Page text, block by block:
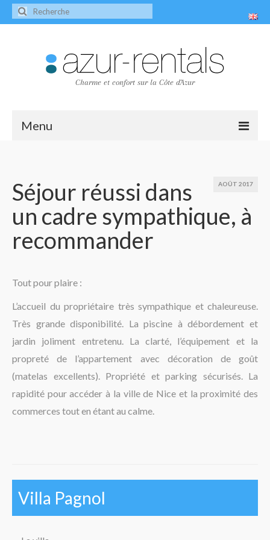
Charme et confort sur la Côte d'Azur
Menu
Les villas
Villa Peire-Long
La région
AOÛT 2017
Séjour réussi dans
un cadre sympathique, à
recommander
Tout pour plaire :
L’accueil du propriétaire très sympathique et chaleureuse.
Très grande disponibilité. La piscine à débordement et
jardin joliment entretenu. La clarté, l’équipement et la
propreté de l’appartement avec décoration de goût
(matelas excellents). Propriété et parking sécurisés. La
rapidité pour accéder à la ville de Nice et la proximité des
commerces tout en étant au calme.
Villa Pagnol